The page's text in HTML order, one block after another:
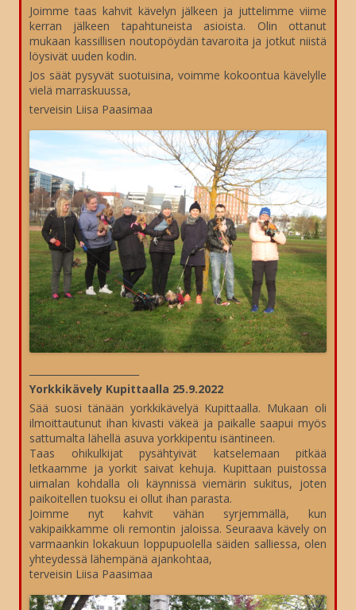
Joimme taas kahvit kävelyn jälkeen ja juttelimme viime
kerran jälkeen tapahtuneista asioista. Olin ottanut
mukaan kassillisen noutopöydän tavaroita ja jotkut niistä
löysivät uuden kodin.
Jos säät pysyvät suotuisina, voimme kokoontua kävelylle
vielä marraskuussa,
terveisin Liisa Paasimaa
Yorkkikävely Kupittaalla 25.9.2022
Sää suosi tänään yorkkikävelyä Kupittaalla. Mukaan oli
ilmoittautunut ihan kivasti väkeä ja paikalle saapui myös
sattumalta lähellä asuva yorkkipentu isäntineen.
Taas ohikulkijat pysähtyivät katselemaan pitkää
letkaamme ja yorkit saivat kehuja. Kupittaan puistossa
uimalan kohdalla oli käynnissä viemärin sukitus, joten
paikoitellen tuoksu ei ollut ihan parasta.
Joimme nyt kahvit vähän syrjemmällä, kun
vakipaikkamme oli remontin jaloissa. Seuraava kävely on
varmaankin lokakuun loppupuolella säiden salliessa, olen
yhteydessä lähempänä ajankohtaa,
terveisin Liisa Paasimaa